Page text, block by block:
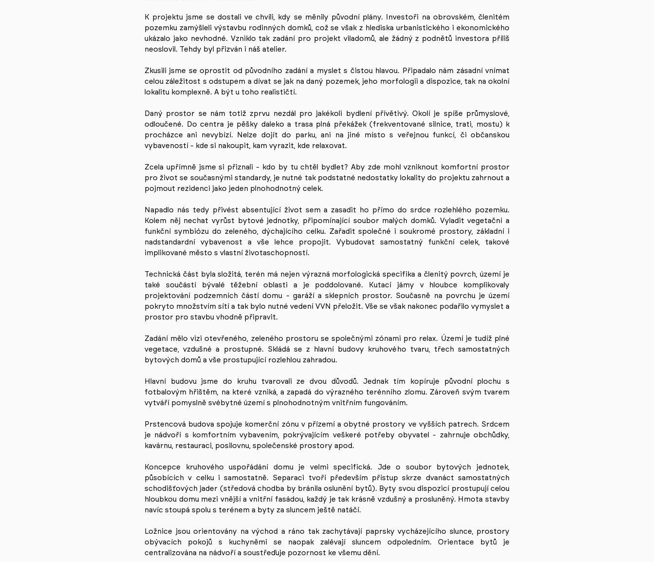
K projektu jsme se dostali ve chvíli, kdy se měnily původní plány. Investoři na obrovském, členitém
pozemku zamýšleli výstavbu rodinných domků, což se však z hlediska urbanistického i ekonomického
ukázalo jako nevhodné. Vzniklo tak zadání pro projekt viladomů, ale žádný z podnětů investora příliš
neoslovil. Tehdy byl přizván i náš atelier.
Zkusili jsme se oprostit od původního zadání a myslet s čistou hlavou. Připadalo nám zásadní vnímat
celou záležitost s odstupem a dívat se jak na daný pozemek, jeho morfologii a dispozice, tak na okolní
lokalitu komplexně. A být u toho realističtí.
Daný prostor se nám totiž zprvu nezdál pro jakékoli bydlení přívětivý. Okolí je spíše průmyslové,
odloučené. Do centra je pěšky daleko a trasa plná překážek (frekventované silnice, trati, mostu) k
procházce ani nevybízí. Nelze dojít do parku, ani na jiné místo s veřejnou funkcí, či občanskou
vybaveností - kde si nakoupit, kam vyrazit, kde relaxovat.
Zcela upřímně jsme si přiznali - kdo by tu chtěl bydlet? Aby zde mohl vzniknout komfortní prostor
pro život se současnými standardy, je nutné tak podstatné nedostatky lokality do projektu zahrnout a
pojmout rezidenci jako jeden plnohodnotný celek.
Napadlo nás tedy přivést absentující život sem a zasadit ho přímo do srdce rozlehlého pozemku.
Kolem něj nechat vyrůst bytové jednotky, připomínající soubor malých domků. Vyladit vegetační a
funkční symbiózu do zeleného, dýchajícího celku. Zařadit společné i soukromé prostory, základní i
nadstandardní vybavenost a vše lehce propojit. Vybudovat samostatný funkční celek, takové
implikované město s vlastní životaschopností.
Technická část byla složitá, terén má nejen výrazná morfologická specifika a členitý povrch, území je
také součástí bývalé těžební oblasti a je poddolované. Kutací jámy v hloubce komplikovaly
projektování podzemních částí domu - garáží a sklepních prostor. Současně na povrchu je území
pokryto množstvím sítí a tak bylo nutné vedení VVN přeložit. Vše se však nakonec podařilo vymyslet a
prostor pro stavbu vhodně připravit.
Zadání mělo vizi otevřeného, zeleného prostoru se společnými zónami pro relax. Území je tudíž plné
vegetace, vzdušné a prostupné. Skládá se z hlavní budovy kruhového tvaru, třech samostatných
bytových domů a vše prostupující rozlehlou zahradou.
Hlavní budovu jsme do kruhu tvarovali ze dvou důvodů. Jednak tím kopíruje původní plochu s
fotbalovým hřištěm, na které vzniká, a zapadá do výrazného terénního zlomu. Zároveň svým tvarem
vytváří pomyslně svébytné území s plnohodnotným vnitřním fungováním.
Prstencová budova spojuje komerční zónu v přízemí a obytné prostory ve vyšších patrech. Srdcem
je nádvoří s komfortním vybavením, pokrývajícím veškeré potřeby obyvatel - zahrnuje obchůdky,
kavárnu, restauraci, posilovnu, společenské prostory apod.
Koncepce kruhového uspořádání domu je velmi specifická. Jde o soubor bytových jednotek,
působících v celku i samostatně. Separaci tvoří především přístup skrze dvanáct samostatných
schodišťových jader (středová chodba by bránila oslunění bytů). Byty svou dispozicí prostupují celou
hloubkou domu mezi vnější a vnitřní fasádou, každý je tak krásně vzdušný a prosluněný. Hmota stavby
navíc stoupá spolu s terénem a byty za sluncem ještě natáčí.
Ložnice jsou orientovány na východ a ráno tak zachytávají paprsky vycházejícího slunce, prostory
obývacích pokojů s kuchyněmi se naopak zalévají sluncem odpoledním. Orientace bytů je
centralizována na nádvoří a soustřeďuje pozornost ke všemu dění.